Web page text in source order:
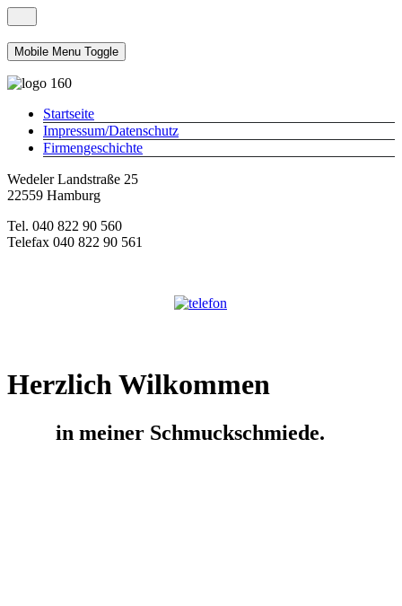
Mobile Menu Toggle
Startseite
Impressum/Datenschutz
Firmengeschichte
Wedeler Landstraße 25
22559 Hamburg
Tel. 040 822 90 560
Telefax 040 822 90 561
Herzlich Wilkommen
in meiner Schmuckschmiede.